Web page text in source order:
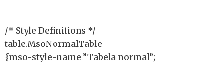
/* Style Definitions */
table.MsoNormalTable
{mso-style-name:”Tabela normal”;